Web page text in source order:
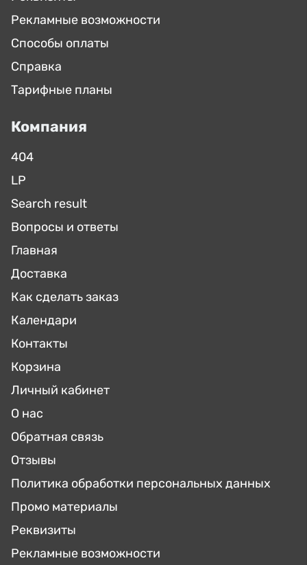
Рекламные возможности
Способы оплаты
Справка
Тарифные планы
Компания
404
LP
Search result
Вопросы и ответы
Главная
Доставка
Как сделать заказ
Календари
Контакты
Корзина
Личный кабинет
О нас
Обратная связь
Отзывы
Политика обработки персональных данных
Промо материалы
Реквизиты
Рекламные возможности